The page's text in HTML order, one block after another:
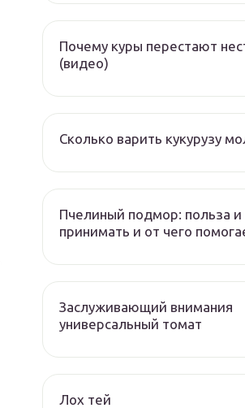
Почему куры перестают
(видео)
Сколько варить кукурузу
Пчелиный подмор: польза и
принимать и от чего
Заслуживающий внимания
универсальный томат
Лох тей